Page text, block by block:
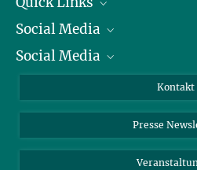
Präsident
Zahlen und Fakten
Social Media
Bluesky
TikTok
Social Media
Instagram
YouTube
Kontakt
Presse